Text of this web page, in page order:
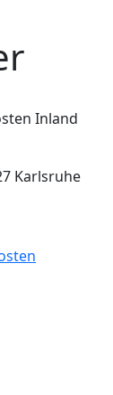
Inland
Karlsruhe